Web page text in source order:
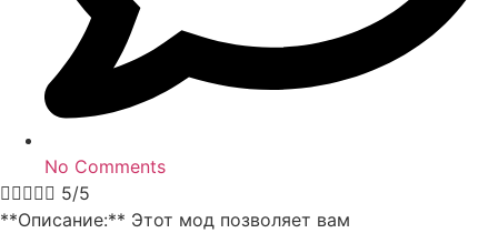
No Comments
 5/5
**Описание:** Этот мод позволяет вам